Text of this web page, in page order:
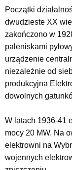
Początki
dwudzieste XX
zakończono w
paleniskami
urządzenie
niezależnie od
produkcyjna
dowolnych
W latach 1936-41
mocy 20 MW. Na
elektrowni na
wojennych